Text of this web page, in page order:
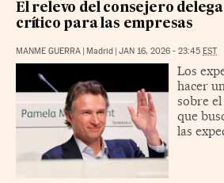
El relevo del consejero
crítico para las empresas
MANME GUERRA | Madrid | JAN 16, 2026 - 23:45 EST
Los
hacer
sobre
que
las